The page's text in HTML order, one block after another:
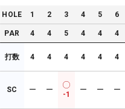
HOLE 1 2 3 4 5 6
PAR 4 4 5 4 4 4
打数 4 4 4 4 4 4
SC ー ー
-1
ー ー ー